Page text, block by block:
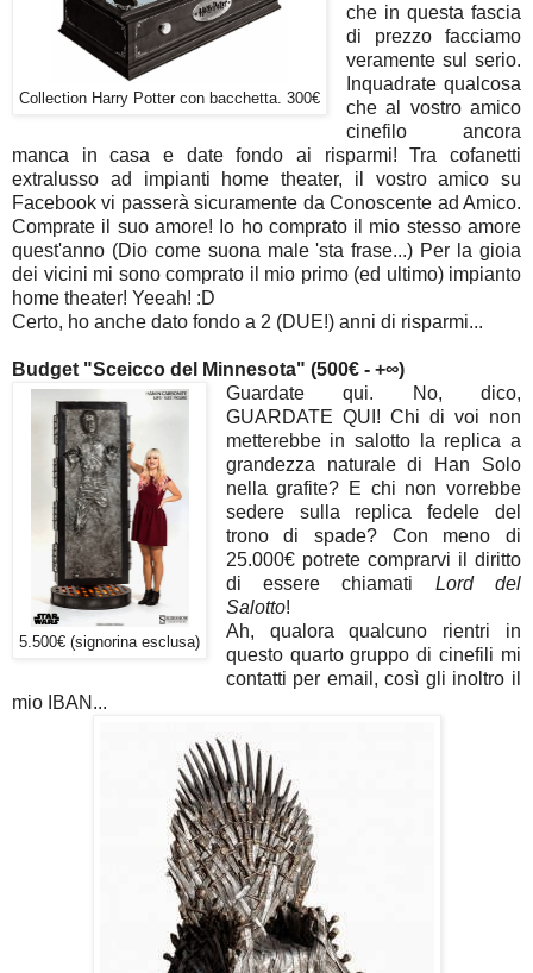
Collection Harry Potter con bacchetta. 300€
che in questa fascia
di prezzo facciamo
veramente sul serio.
Inquadrate qualcosa
che al vostro amico
cinefilo ancora
manca in casa e date fondo ai risparmi! Tra cofanetti
extralusso ad impianti home theater, il vostro amico su
Facebook vi passerà sicuramente da Conoscente ad Amico.
Comprate il suo amore! Io ho comprato il mio stesso amore
quest'anno (Dio come suona male 'sta frase...) Per la gioia
dei vicini mi sono comprato il mio primo (ed ultimo) impianto
home theater! Yeeah! :D
Certo, ho anche dato fondo a 2 (DUE!) anni di risparmi...
Budget "Sceicco del Minnesota" (500€ - +∞)
5.500€ (signorina esclusa)
Guardate qui. No, dico,
GUARDATE QUI! Chi di voi non
metterebbe in salotto la replica a
grandezza naturale di Han Solo
nella grafite? E chi non vorrebbe
sedere sulla replica fedele del
trono di spade? Con meno di
25.000€ potrete comprarvi il diritto
di essere chiamati Lord del
Salotto!
Ah, qualora qualcuno rientri in
questo quarto gruppo di cinefili mi
contatti per email, così gli inoltro il
mio IBAN...